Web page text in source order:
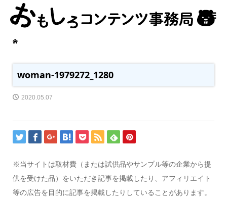
woman-1979272_1280
2020.05.07
※当サイトは取材費（または試供品やサンプル等の企業から提
供を受けた品）をいただき記事を掲載したり、アフィリエイト
等の広告を目的に記事を掲載したりしていることがあります。